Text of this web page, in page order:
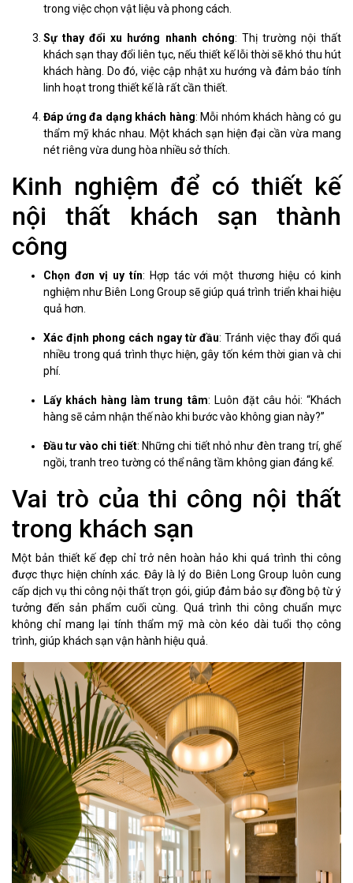
trong việc chọn vật liệu và phong cách.
Sự thay đổi xu hướng nhanh chóng: Thị trường nội thất
khách sạn thay đổi liên tục, nếu thiết kế lỗi thời sẽ khó thu hút
khách hàng. Do đó, việc cập nhật xu hướng và đảm bảo tính
linh hoạt trong thiết kế là rất cần thiết.
Đáp ứng đa dạng khách hàng: Mỗi nhóm khách hàng có gu
thẩm mỹ khác nhau. Một khách sạn hiện đại cần vừa mang
nét riêng vừa dung hòa nhiều sở thích.
Kinh nghiệm để có thiết kế
nội thất khách sạn thành
công
Chọn đơn vị uy tín: Hợp tác với một thương hiệu có kinh
nghiệm như Biên Long Group sẽ giúp quá trình triển khai hiệu
quả hơn.
Xác định phong cách ngay từ đầu: Tránh việc thay đổi quá
nhiều trong quá trình thực hiện, gây tốn kém thời gian và chi
phí.
Lấy khách hàng làm trung tâm: Luôn đặt câu hỏi: “Khách
hàng sẽ cảm nhận thế nào khi bước vào không gian này?”
Đầu tư vào chi tiết: Những chi tiết nhỏ như đèn trang trí, ghế
ngồi, tranh treo tường có thể nâng tầm không gian đáng kể.
Vai trò của thi công nội thất
trong khách sạn
Một bản thiết kế đẹp chỉ trở nên hoàn hảo khi quá trình thi công
được thực hiện chính xác. Đây là lý do Biên Long Group luôn cung
cấp dịch vụ thi công nội thất trọn gói, giúp đảm bảo sự đồng bộ từ ý
tưởng đến sản phẩm cuối cùng. Quá trình thi công chuẩn mực
không chỉ mang lại tính thẩm mỹ mà còn kéo dài tuổi thọ công
trình, giúp khách sạn vận hành hiệu quả.